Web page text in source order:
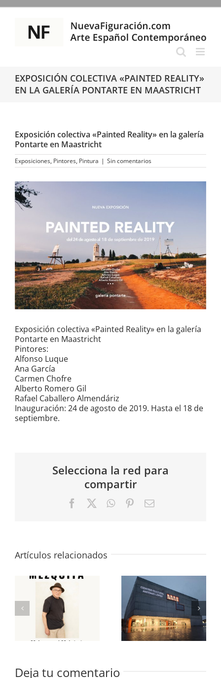
Saltar
contenido
EXPOSICIÓN COLECTIVA «PAINTED REALITY»
EN LA GALERÍA PONTARTE EN MAASTRICHT
Exposición colectiva «Painted Reality» en la galería
Pontarte en Maastricht
Exposiciones, Pintores, Pintura | Sin comentarios
Ver
imagen
más
Exposición colectiva «Painted Reality» en la galería
Pontarte en Maastricht
Pintores:
Alfonso Luque
Ana García
Carmen Chofre
Alberto Romero Gil
Rafael Caballero Almendáriz
Inauguración: 24 de agosto de 2019. Hasta el 18 de
septiembre.
Selecciona la red para
compartir
FacebookWhatsApp
PinterestCorreo
Artículos relacionados
«José María
Mezquita»
en la Sala
de
Exposiciones
del CC
Antonio
Colectiva en
la Sala de
Exposiciones
del CC
Antonio
Deja tu comentario